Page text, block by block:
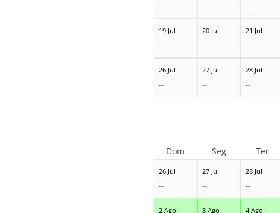
-- -- --
19 Jul
--
20 Jul
--
21 Jul
--
26 Jul
--
27 Jul
--
28 Jul
--
26 Jul
--
27 Jul
--
28 Jul
--
2 Ago 3 Ago 4 Ago
Dom Seg Ter